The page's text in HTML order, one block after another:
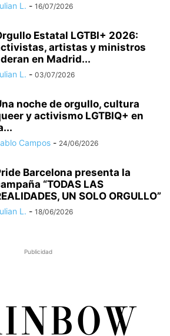
L. - 16/07/2026
Estatal LGTBI+ 2026:
artistas y ministros
en Madrid...
L. - 03/07/2026
noche de orgullo, cultura
y activismo LGTBIQ+ en
Campos - 24/06/2026
Barcelona presenta la
“TODAS LAS
UN SOLO ORGULLO”
L. - 18/06/2026
Publicidad